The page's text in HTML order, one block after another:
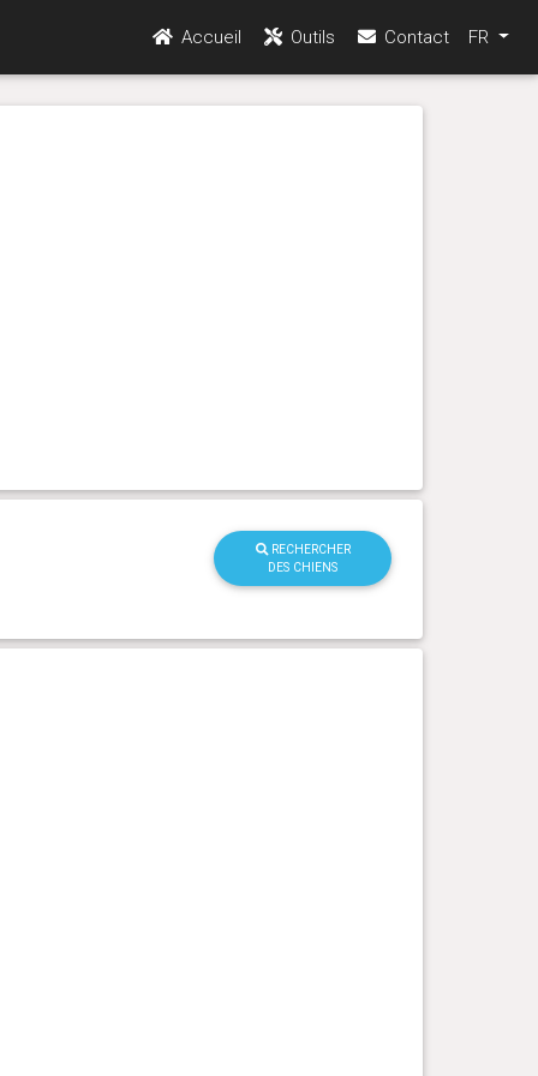
Accueil Outils Contact FR
RECHERCHER
DES CHIENS